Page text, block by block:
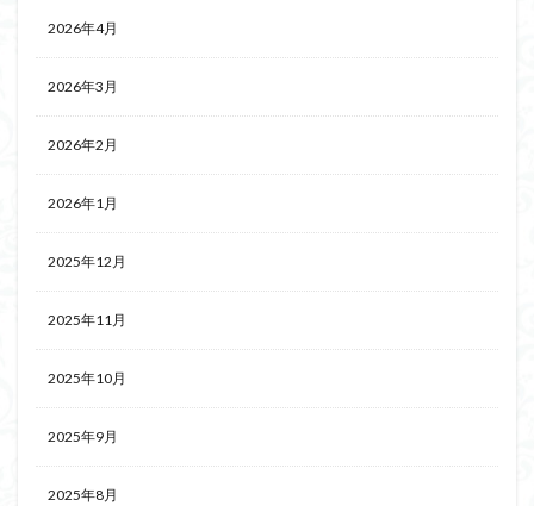
2026年4月
2026年3月
2026年2月
2026年1月
2025年12月
2025年11月
2025年10月
2025年9月
2025年8月